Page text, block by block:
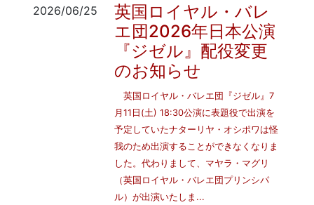
2026/06/25
英国ロイヤル・バレ
エ団2026年日本公演
『ジゼル』配役変更
のお知らせ
英国ロイヤル・バレエ団『ジゼル』7
月11日(土) 18:30公演に表題役で出演を
予定していたナターリヤ・オシポワは怪
我のため出演することができなくなりま
した。代わりまして、マヤラ・マグリ
（英国ロイヤル・バレエ団プリンシパ
ル）が出演いたしま...